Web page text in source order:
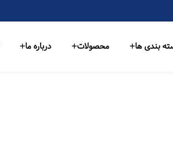
بندی ها محصولات درباره ما